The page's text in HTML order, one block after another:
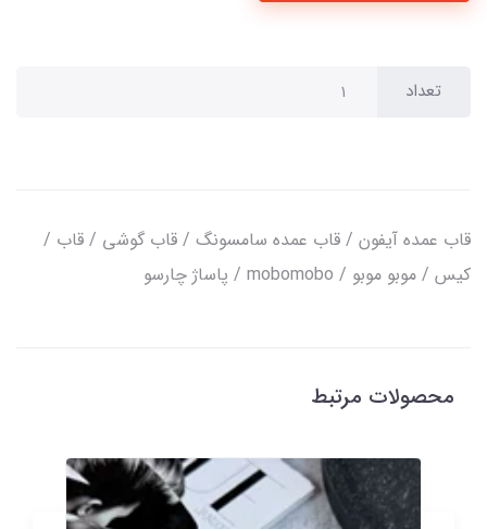
تعداد
قاب عمده آیفون / قاب عمده سامسونگ / قاب گوشی / قاب /
کیس / موبو موبو / mobomobo / پاساژ چارسو
محصولات مرتبط